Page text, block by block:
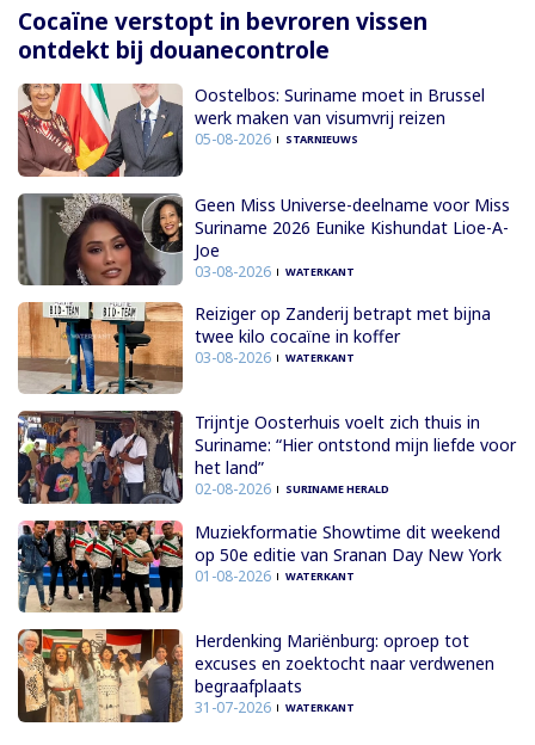
Cocaïne verstopt in bevroren vissen
ontdekt bij douanecontrole
Oostelbos: Suriname moet in Brussel
werk maken van visumvrij reizen
05-08-2026 STARNIEUWS
Geen Miss Universe-deelname voor Miss
Suriname 2026 Eunike Kishundat Lioe-A-
Joe
03-08-2026 WATERKANT
Reiziger op Zanderij betrapt met bijna
twee kilo cocaïne in koffer
03-08-2026 WATERKANT
Trijntje Oosterhuis voelt zich thuis in
Suriname: “Hier ontstond mijn liefde voor
het land”
02-08-2026 SURINAME HERALD
Muziekformatie Showtime dit weekend
op 50e editie van Sranan Day New York
01-08-2026 WATERKANT
Herdenking Mariënburg: oproep tot
excuses en zoektocht naar verdwenen
begraafplaats
31-07-2026 WATERKANT